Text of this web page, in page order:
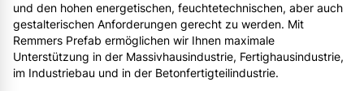
und den hohen energetischen, feuchtetechnischen, aber auch
gestalterischen Anforderungen gerecht zu werden. Mit
Remmers Prefab ermöglichen wir Ihnen maximale
Unterstützung in der Massivhausindustrie, Fertighausindustrie,
im Industriebau und in der Betonfertigteilindustrie.